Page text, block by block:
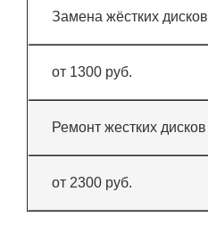
Замена жёстких дисков
от 1300 руб.
Ремонт жестких дисков
от 2300 руб.